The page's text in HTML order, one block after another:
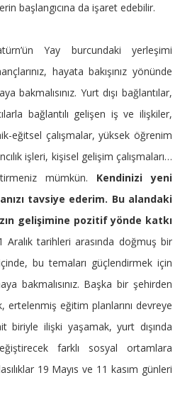
başlangıcına da işaret edebilir.
Yay burcundaki yerleşimi
hayata bakışınız yönünde
bakmalısınız. Yurt dışı bağlantılar,
bağlantılı gelişen iş ve ilişkiler,
eğitsel çalışmalar, yüksek öğrenim
işleri, kişisel gelişim çalışmaları…
mümkün. Kendinizi yeni
tavsiye ederim. Bu alandaki
gelişimine pozitif yönde katkı
Aralık tarihleri arasında doğmuş bir
bu temaları güçlendirmek için
bakmalısınız. Başka bir şehirden
eğitim planlarını devreye
biriyle ilişki yaşamak, yurt dışında
farklı sosyal ortamlara
19 Mayıs ve 11 kasım günleri